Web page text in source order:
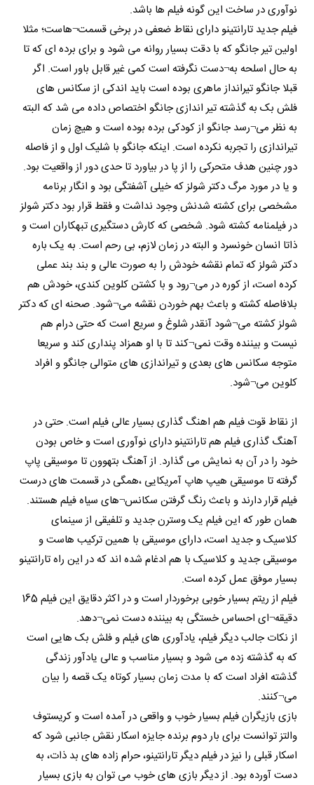
نوآوری در ساخت این گونه فیلم ها باشد.
فیلم جدید تارانتینو دارای نقاط ضعفی در برخی قسمت¬هاست؛ مثلا
اولین تیر جانگو که با دقت بسیار روانه می شود و برای برده ای که تا
به حال اسلحه به¬دست نگرفته است کمی غیر قابل باور است. اگر
قبلا جانگو تیرانداز ماهری بوده است باید اندکی از سکانس های
فلش بک به گذشته تیر اندازی جانگو اختصاص داده می شد که البته
به نظر می¬رسد جانگو از کودکی برده بوده است و هیچ زمان
تیراندازی را تجربه نکرده است. اینکه جانگو با شلیک اول و از فاصله
دور چنین هدف متحرکی را از پا در بیاورد تا حدی دور از واقعیت بود.
و یا در مورد مرگ دکتر شولز که خیلی آشفتگی بود و انگار برنامه
مشخصی برای کشته شدنش وجود نداشت و فقط قرار بود دکتر شولز
در فیلمنامه کشته شود. شخصی که کارش دستگیری تبهکاران است و
ذاتا انسان خونسرد و البته در زمان لازم، بی رحم است. به یک باره
دکتر شولز که تمام نقشه خودش را به صورت عالی و بند بند عملی
کرده است، از کوره در می¬رود و با کشتن کلوین کندی، خودش هم
بلافاصله کشته و باعث بهم خوردن نقشه می¬شود. صحنه ای که دکتر
شولز کشته می¬شود آنقدر شلوغ و سریع است که حتی درام هم
نیست و بیننده وقت نمی¬کند تا با او همزاد پنداری کند و سریعا
متوجه سکانس های بعدی و تیراندازی های متوالی جانگو و افراد
کلوین می¬شود.
از نقاط قوت فیلم هم اهنگ گذاری بسیار عالی فیلم است. حتی در
آهنگ گذاری فیلم هم تارانتینو دارای نوآوری است و خاص بودن
خود را در آن به نمایش می گذارد. از آهنگ بتهوون تا موسیقی پاپ
گرفته تا موسیقی هیپ هاپ آمریکایی ،همگی در قسمت های درست
فیلم قرار دارند و باعث رنگ گرفتن سکانس¬های سیاه فیلم هستند.
همان طور که این فیلم یک وسترن جدید و تلفیقی از سینمای
کلاسیک و جدید است، دارای موسیقی با همین ترکیب هاست و
موسیقی جدید و کلاسیک با هم ادغام شده اند که در این راه تارانتینو
بسیار موفق عمل کرده است.
فیلم از ریتم بسیار خوبی برخوردار است و در اکثر دقایق این فیلم 165
دقیقه¬ای احساس خستگی به بیننده دست نمی¬دهد.
از نکات جالب دیگر فیلم، یادآوری های فیلم و فلش بک هایی است
که به گذشته زده می شود و بسیار مناسب و عالی یادآور زندگی
گذشته افراد است که با مدت زمان بسیار کوتاه یک قصه را بیان
می¬کنند.
بازی بازیگران فیلم بسیار خوب و واقعی در آمده است و کریستوف
والتز توانست برای بار دوم برنده جایزه اسکار نقش جانبی شود که
اسکار قبلی را نیز در فیلم دیگر تارانتینو، حرام زاده های بد ذات، به
دست آورده بود. از دیگر بازی های خوب می توان به بازی بسیار